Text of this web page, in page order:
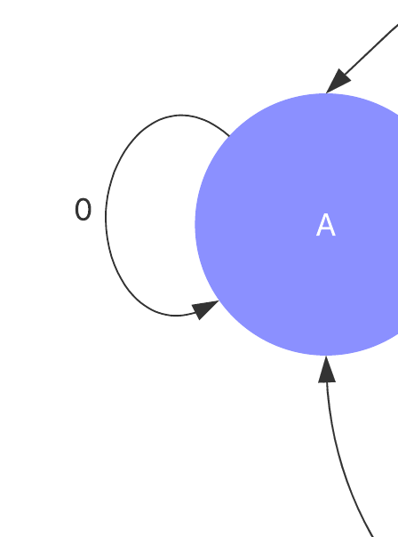
Entender o fluxo de um objeto de seu estado atual para o